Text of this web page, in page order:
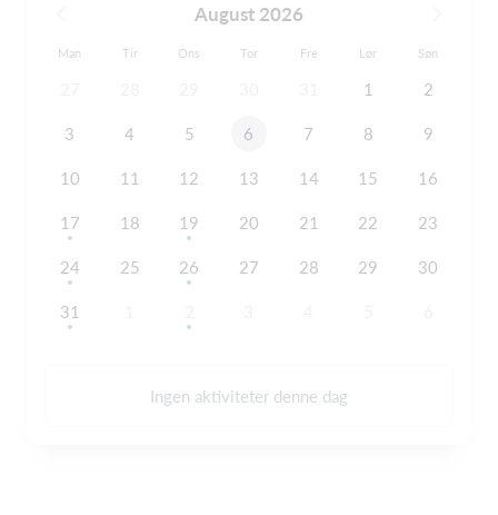
August 2026
Man Tir Ons Tor Fre Lør Søn
1 2
3 4 5 6 7 8 9
10 11 12 13 14 15 16
17 18 19 20 21 22 23
24 25 26 27 28 29 30
31
Ingen aktiviteter denne dag